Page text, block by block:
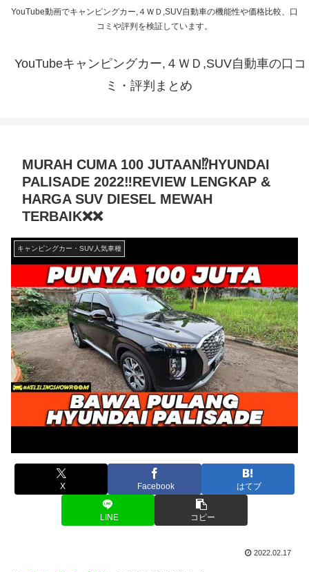
YouTube動画でキャンピングカー,４ＷＤ,SUV自動車の機能性や価格比較、口
コミや評判を検証しています。
YouTubeキャンピングカー,４ＷＤ,SUV自動車の口コ
ミ・評判まとめ
MURAH CUMA 100 JUTAAN⁉️HYUNDAI
PALISADE 2022‼REVIEW LENGKAP &
HARGA SUV DIESEL MEWAH
TERBAIK❌❌
キャンピングカー・SUV人気車種
X Facebook はてブ
LINE コピー
2022.02.17